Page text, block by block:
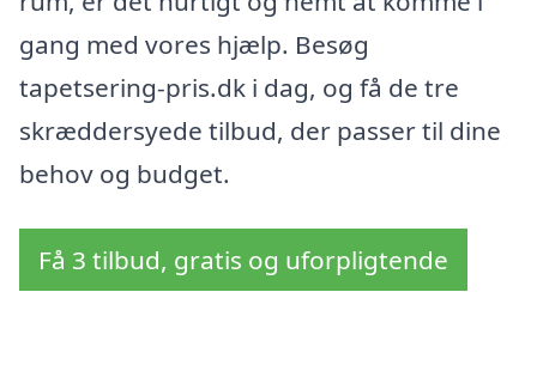
gang med vores hjælp. Besøg
tapetsering-pris.dk i dag, og få de tre
skræddersyede tilbud, der passer til dine
behov og budget.
Få 3 tilbud, gratis og uforpligtende